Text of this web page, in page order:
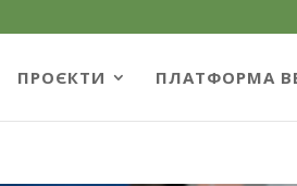
ПРОЄКТИ ПЛАТФОРМА